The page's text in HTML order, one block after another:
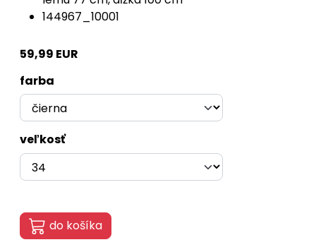
144967_10001
59,99 EUR
farba
veľkosť
do košíka